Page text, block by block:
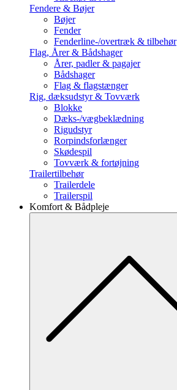
Fendere & Bøjer
Bøjer
Fender
Fenderline-/overtræk & tilbehør
Flag, Årer & Bådshager
Årer, padler & pagajer
Bådshager
Flag & flagstænger
Rig, dæksudstyr & Tovværk
Blokke
Dæks-/vægbeklædning
Rigudstyr
Rorpindsforlænger
Skødespil
Tovværk & fortøjning
Trailertilbehør
Trailerdele
Trailerspil
Komfort & Bådpleje